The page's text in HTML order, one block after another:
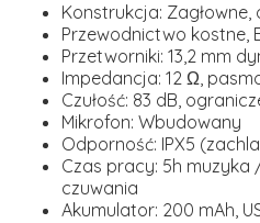
Konstrukcja:
Przewodnictwo kostne,
Przetworniki: 13,2 mm
Impedancja: 12 Ω,
Czułość: 83 dB,
Mikrofon: Wbudowany
Odporność: IPX5
Czas pracy: 5h
czuwania
Akumulator: 200 mAh,